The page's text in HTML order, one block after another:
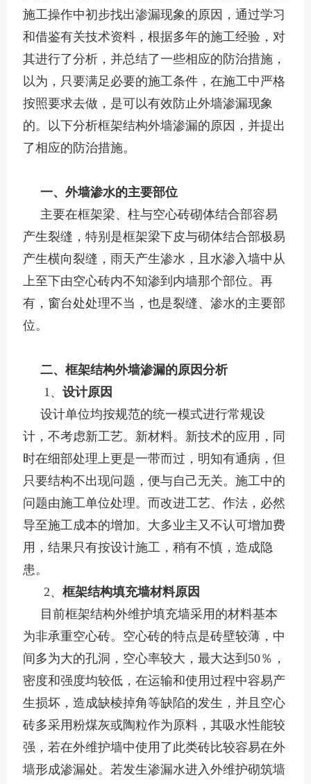
施工操作中初步找出渗漏现象的原因，通过学习
和借鉴有关技术资料，根据多年的施工经验，对
其进行了分析，并总结了一些相应的防治措施，
以为，只要满足必要的施工条件，在施工中严格
按照要求去做，是可以有效防止外墙渗漏现象
的。以下分析框架结构外墙渗漏的原因，并提出
了相应的防治措施。
一、外墙渗水的主要部位
主要在框架梁、柱与空心砖砌体结合部容易
产生裂缝，特别是框架梁下皮与砌体结合部极易
产生横向裂缝，雨天产生渗水，且水渗入墙中从
上至下由空心砖内不知渗到内墙那个部位。再
有，窗台处处理不当，也是裂缝、渗水的主要部
位。
二、框架结构外墙渗漏的原因分析
1、 设计原因
设计单位均按规范的统一模式进行常规设
计，不考虑新工艺。新材料。新技术的应用，同
时在细部处理上更是一带而过，明知有通病，但
只要结构不出现问题，便与自己无关。施工中的
问题由施工单位处理。而改进工艺、作法，必然
导至施工成本的增加。大多业主又不认可增加费
用，结果只有按设计施工，稍有不慎，造成隐
患。
2、 框架结构填充墙材料原因
目前框架结构外维护填充墙采用的材料基本
为非承重空心砖。空心砖的特点是砖壁较薄，中
间多为大的孔洞，空心率较大，最大达到50％，
密度和强度均较低，在运输和使用过程中容易产
生损坏，造成缺棱掉角等缺陷的发生，并且空心
砖多采用粉煤灰或陶粒作为原料，其吸水性能较
强，若在外维护墙中使用了此类砖比较容易在外
墙形成渗漏处。若发生渗漏水进入外维护砌筑墙